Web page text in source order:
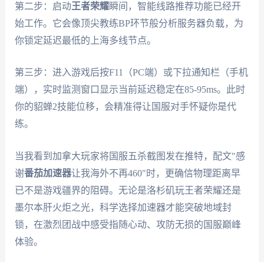
第二步：启动王者荣耀瞬间，智能线路推荐功能已经开
始工作。它会像顶尖教练BP环节般分析服务器负载，为
你锁定延迟最低的上海多线节点。
第三步：进入游戏后按F11（PC端）或下拉通知栏（手机
端），实时监测窗口显示当前延迟稳定在85-95ms。此时
你的貂蝉2技能位移，会精准得让国服对手怀疑你是代
练。
当我看到加拿大玩家将国服五杀截图发在推特，配文"感
谢番茄加速器让我海外不再460"时，更确信物理距离早
已不是游戏疆界的阻碍。无论是洛杉矶玩王者荣耀还是
墨尔本肝火炬之光，科学选择加速器才能突破地域封
锁，在激烈团战中感受指随心动、攻防无损的国服巅峰
体验。